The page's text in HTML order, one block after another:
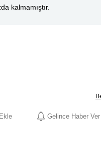
kalmamıştır.
Gelince Haber Ver